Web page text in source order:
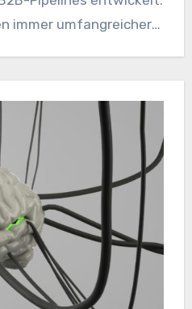
immer umfangreicher